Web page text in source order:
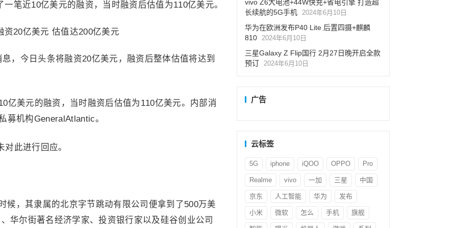
笔近10亿美元的融资，当时融资后估值为110亿美元。
，今日头条将融资20亿美元，融资后整体估值将达到
亿美元的融资，当时融资后估值为110亿美元。内部消
募机构GeneralAtlantic。
此进行回应。
候，其隶属的北京字节跳动有限公司便拿到了500万美
华尔街著名经济学家、投资银行家以及硅谷创业公司
vivo Z6大电池+44W快充+省电引擎 打造超
长续航的5G手机 2024年6月10日
华为在欧洲发布P40 Lite 后置四摄+麒麟
810 2024年6月10日
三星Galaxy Z Flip国行 2月27日晚开启全款
预订 2024年6月10日
广告
云标签
5G iphone iQOO OPPO Pro
Realme vivo 一加 三星 中国
京东 人工智能 华为 发布
小米 微软 怎么 手机 旗舰